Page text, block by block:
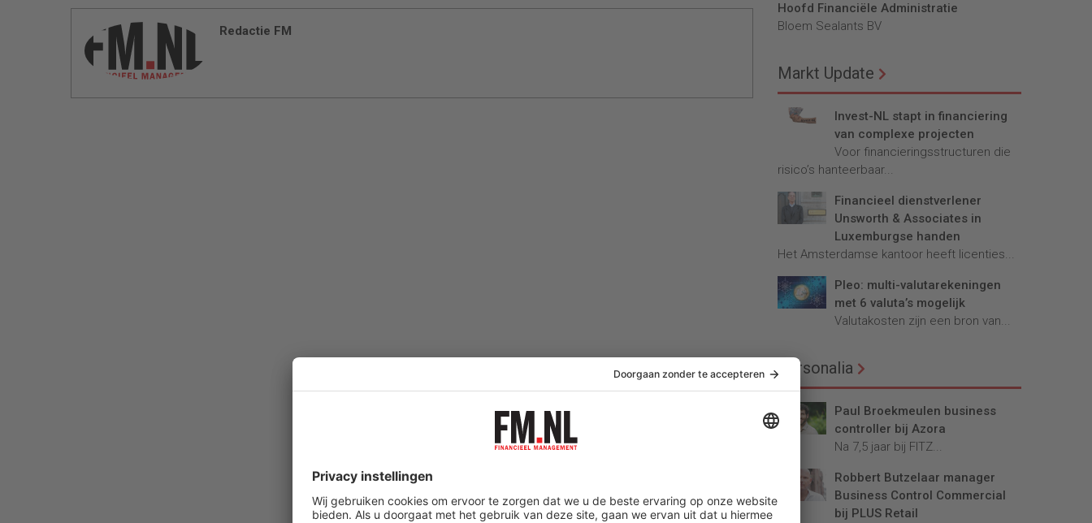
Redactie FM
Hoofd Financiële Administratie
Bloem Sealants BV
Markt Update
Invest-NL stapt in financiering
van complexe projecten
Voor financieringsstructuren die
risico’s hanteerbaar...
Financieel dienstverlener
Unsworth & Associates in
Luxemburgse handen
Het Amsterdamse kantoor heeft licenties...
Pleo: multi-valutarekeningen
met 6 valuta’s mogelijk
Valutakosten zijn een bron van...
Personalia
Paul Broekmeulen business
controller bij Azora
Na 7,5 jaar bij FITZ...
Robbert Butzelaar manager
Business Control Commercial
bij PLUS Retail